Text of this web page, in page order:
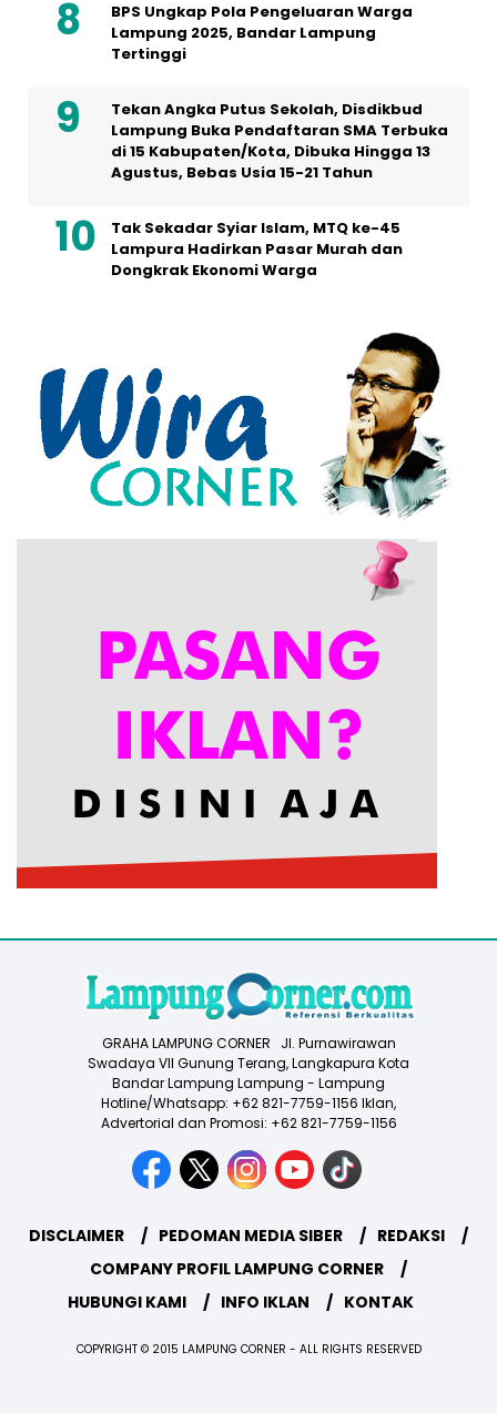
BPS Ungkap Pola Pengeluaran Warga
Lampung 2025, Bandar Lampung
Tertinggi
Tekan Angka Putus Sekolah, Disdikbud
Lampung Buka Pendaftaran SMA Terbuka
di 15 Kabupaten/Kota, Dibuka Hingga 13
Agustus, Bebas Usia 15-21 Tahun
Tak Sekadar Syiar Islam, MTQ ke-45
Lampura Hadirkan Pasar Murah dan
Dongkrak Ekonomi Warga
GRAHA LAMPUNG CORNER Jl. Purnawirawan
Swadaya VII Gunung Terang, Langkapura Kota
Bandar Lampung Lampung - Lampung
Hotline/Whatsapp: +62 821-7759-1156 Iklan,
Advertorial dan Promosi: +62 821-7759-1156
DISCLAIMER PEDOMAN MEDIA SIBER
REDAKSI
COMPANY PROFIL LAMPUNG CORNER
HUBUNGI KAMI
INFO IKLAN KONTAK
COPYRIGHT © 2015 LAMPUNG CORNER - ALL RIGHTS RESERVED